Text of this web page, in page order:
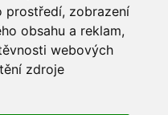
prostředí, zobrazení
obsahu a reklam,
webových
zdroje